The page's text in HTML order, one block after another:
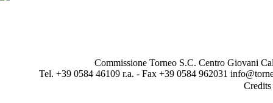
Commissione Torneo S.C. Centro Giovani
Tel. +39 0584 46109 r.a. - Fax +39 0584 962031
Credits